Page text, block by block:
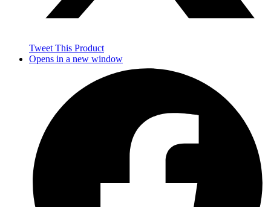
Tweet This Product
Opens in a new window